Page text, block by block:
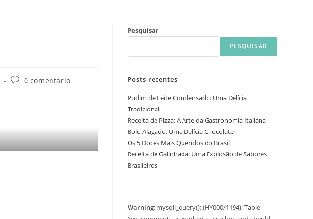
0 comentário
Pesquisar
PESQUISAR
Posts recentes
Pudim de Leite Condensado: Uma Delícia
Tradicional
Receita de Pizza: A Arte da Gastronomia Italiana
Bolo Alagado: Uma Delícia Chocolate
Os 5 Doces Mais Queridos do Brasil
Receita de Galinhada: Uma Explosão de Sabores
Brasileiros
Warning: mysqli_query(): (HY000/1194): Table